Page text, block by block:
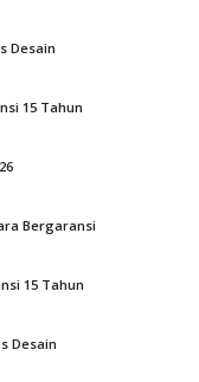
Desain
15 Tahun
Bergaransi
15 Tahun
Desain